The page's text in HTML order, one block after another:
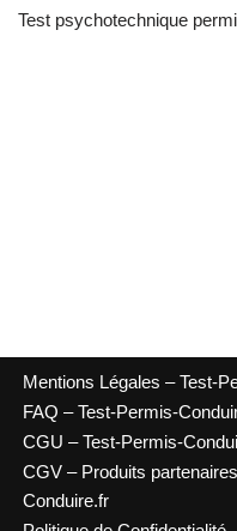
Test psychotechnique
Mentions Légales – Test-
FAQ – Test-Permis-
CGU – Test-Permis-
CGV – Produits
Conduire.fr